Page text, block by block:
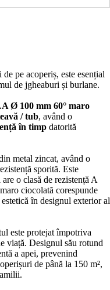
pe acoperiș, este esențial
de jgheaburi și burlane.
Ø 100 mm 60° maro
/ tub, având o
în timp datorită
metal zincat, având o
sporită. Este
o clasă de rezistență A
ciocolată corespunde
în designul exterior al
este protejat împotriva
viață. Designul său rotund
a apei, prevenind
de până la 150 m²,